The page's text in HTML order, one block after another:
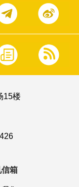
15楼
箱